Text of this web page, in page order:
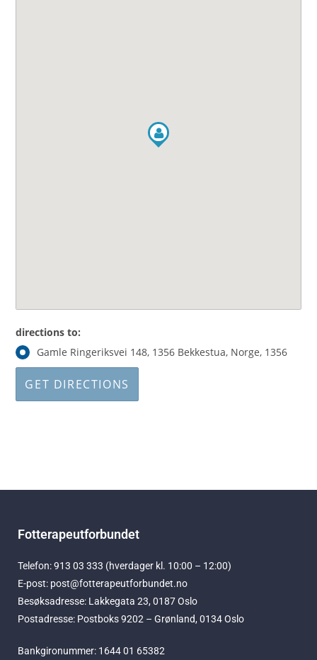
directions to:
Gamle Ringeriksvei 148, 1356 Bekkestua, Norge, 1356
Fotterapeutforbundet
Telefon: 913 03 333 (hverdager kl. 10:00 – 12:00)
E-post: post@fotterapeutforbundet.no
Besøksadresse: Lakkegata 23, 0187 Oslo
Postadresse: Postboks 9202 – Grønland, 0134 Oslo
Bankgironummer: 1644 01 65382